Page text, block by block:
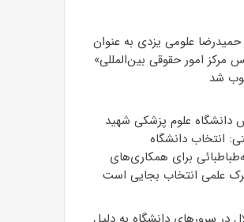
حمیدرضا علومی یزدی به عنوان
مرکز امور حقوقی بین‌المللی»
شد
دانشگاه علوم پزشکی شهید
انتخاب دانشگاه
برای همکاری‌های
علمی انتخاب بجایی است